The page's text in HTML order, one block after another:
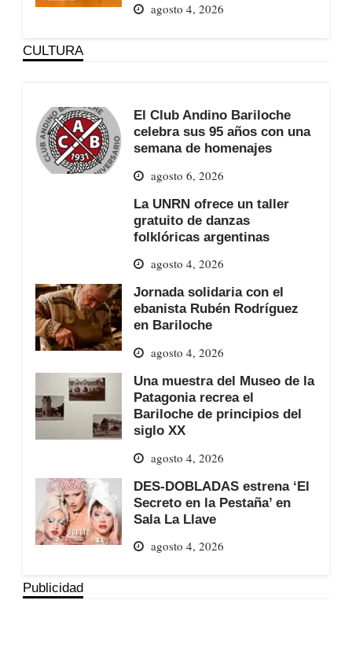
agosto 4, 2026
CULTURA
El Club Andino Bariloche
celebra sus 95 años con una
semana de homenajes
agosto 6, 2026
La UNRN ofrece un taller
gratuito de danzas
folklóricas argentinas
agosto 4, 2026
Jornada solidaria con el
ebanista Rubén Rodríguez
en Bariloche
agosto 4, 2026
Una muestra del Museo de la
Patagonia recrea el
Bariloche de principios del
siglo XX
agosto 4, 2026
DES-DOBLADAS estrena ‘El
Secreto en la Pestaña’ en
Sala La Llave
agosto 4, 2026
Publicidad